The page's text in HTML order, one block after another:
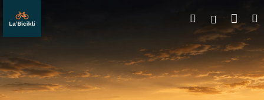
tartalomhoz
Keresés